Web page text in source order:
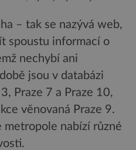
– tak se nazývá web,
spoustu informací o
nechybí ani
jsou v databázi
Praze 7 a Praze 10,
věnovaná Praze 9.
metropole nabízí různé